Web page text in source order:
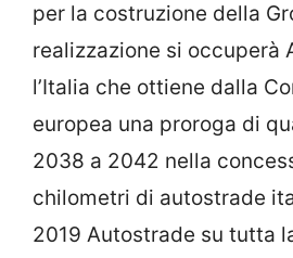
per la costruzione della
realizzazione si occuperà
l’Italia che ottiene dalla
europea una proroga di
2038 a 2042 nella
chilometri di autostrade
2019 Autostrade su tutta